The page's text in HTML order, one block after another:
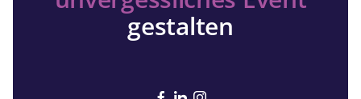
gestalten